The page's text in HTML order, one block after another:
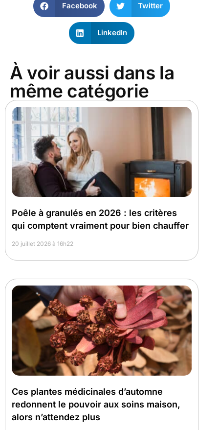
Facebook Twitter
LinkedIn
À voir aussi dans la
même catégorie
Poêle à granulés en 2026 : les critères
qui comptent vraiment pour bien chauffer
20 juillet 2026 à 16h22
Ces plantes médicinales d’automne
redonnent le pouvoir aux soins maison,
alors n’attendez plus